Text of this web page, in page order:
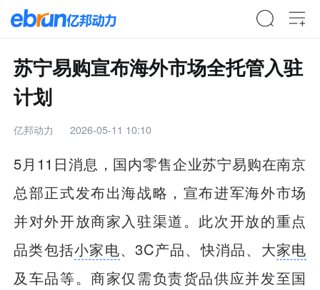
苏宁易购宣布海外市场全托管入驻
计划
亿邦动力 2026-05-11 10:10
5月11日消息，国内零售企业苏宁易购在南京
总部正式发布出海战略，宣布进军海外市场
并对外开放商家入驻渠道。此次开放的重点
品类包括小家电、3C产品、快消品、大家电
及车品等。商家仅需负责货品供应并发至国